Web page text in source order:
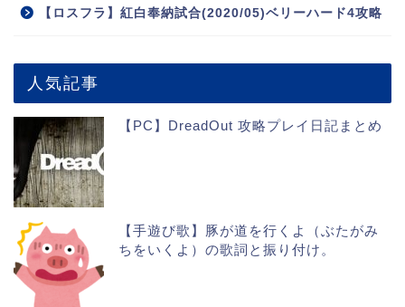
【ロスフラ】紅白奉納試合(2020/05)ベリーハード4攻略
人気記事
【PC】DreadOut 攻略プレイ日記まとめ
【手遊び歌】豚が道を行くよ（ぶたがみ
ちをいくよ）の歌詞と振り付け。